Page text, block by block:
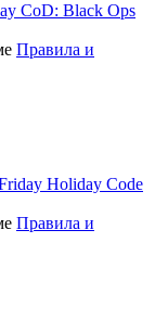
CoD: Black Ops
Правила и
Holiday Code
Правила и